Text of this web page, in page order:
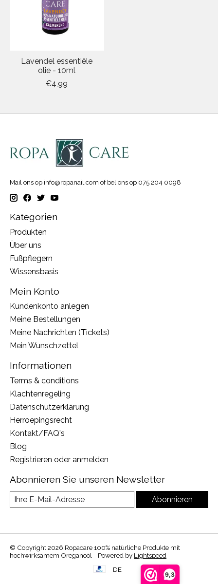
9,3
Lavendel essentiële
olie - 10ml
€4,99
Mail ons op info@ropanail.com of bel ons op 075 204 0098
Kategorien
Produkten
Über uns
Fußpflegern
Wissensbasis
Mein Konto
Kundenkonto anlegen
Meine Bestellungen
Meine Nachrichten (Tickets)
Mein Wunschzettel
Informationen
Terms & conditions
Klachtenregeling
Datenschutzerklärung
Herroepingsrecht
Kontakt/FAQ's
Blog
Registrieren oder anmelden
Abonnieren Sie unseren Newsletter
Abonnieren
© Copyright 2026 Ropacare 100% natürliche Produkte mit
hochwirksamem Oreganoöl - Powered by Lightspeed
DE